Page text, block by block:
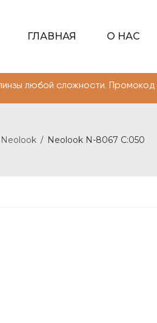
ГЛАВНАЯ О НАС
Промокод
Neolook / Neolook N-8067 C:050